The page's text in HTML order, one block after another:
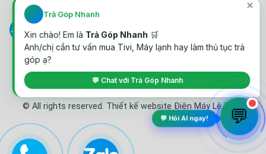
© All rights reserved. Thiết kế website Điện Máy Lê Triều
✕
Trả Góp Nhanh
Xin chào! Em là Trả Góp Nhanh 🛒
Anh/chị cần tư vấn mua Tivi, Máy lạnh hay làm thủ tục trả
góp ạ?
💬 Chat với Trả Góp Nhanh
💬
💬 Hỏi AI ngay!